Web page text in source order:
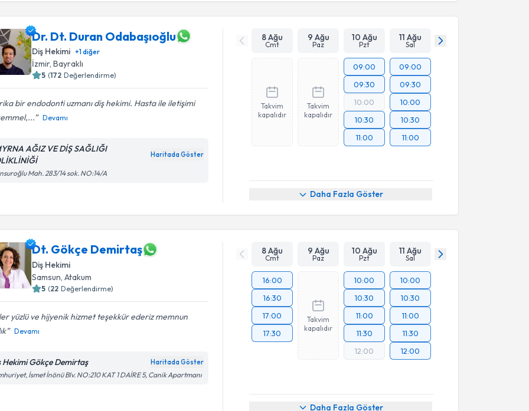
Dr. Dt. Duran Odabaşıoğlu
Diş Hekimi +1diğer
İzmir, Bayraklı
5 (172 Değerlendirme)
bir endodonti uzmanı diş hekimi. Hasta ile iletişimi
Devamı
AĞIZ VE DİŞ SAĞLIĞI
Haritada Göster
Mah. 283/14 sok. NO:14/A
8 Ağu
Cmt
9 Ağu
Paz
10 Ağu
Pzt
11 Ağu
Sal
Takvim
kapalıdır
Takvim
kapalıdır
09:00
09:30
10:00
10:30
11:00
09:00
09:30
10:00
10:30
11:00
Daha Fazla Göster
Dt. Gökçe Demirtaş
Diş Hekimi
Samsun , Atakum
5 (22 Değerlendirme)
yüzlü ve hijyenik hizmet teşekkür ederiz memnun
Devamı
Hekimi Gökçe Demirtaş Haritada Göster
İsmet İnönü Blv. NO:210 KAT 1 DAİRE 5, Canik Apartmanı
8 Ağu
Cmt
9 Ağu
Paz
10 Ağu
Pzt
11 Ağu
Sal
16:00
16:30
17:00
17:30
Takvim
kapalıdır
10:00
10:30
11:00
11:30
12:00
10:00
10:30
11:00
11:30
12:00
Daha Fazla Göster